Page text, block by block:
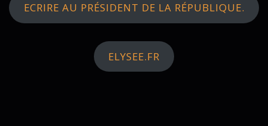
ECRIRE AU PRÉSIDENT DE LA RÉPUBLIQUE.
ELYSEE.FR